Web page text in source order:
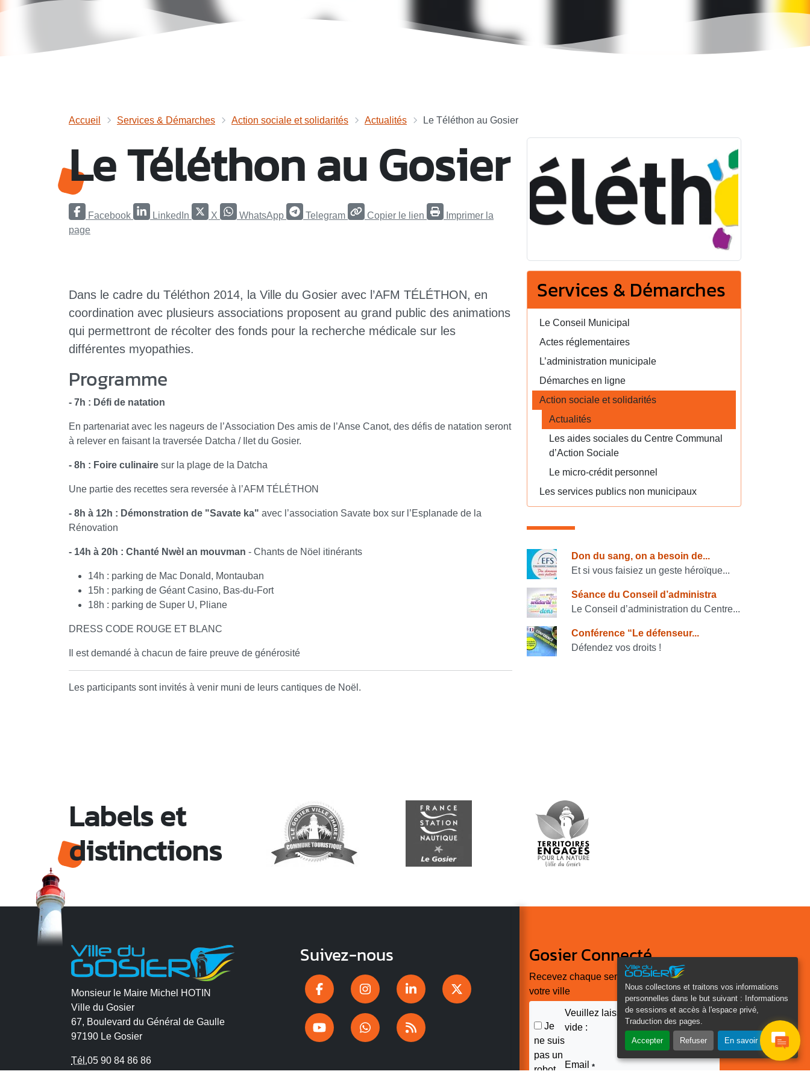
Nous collectons et traitons vos informations
personnelles dans le but suivant :
Informations
de sessions et accès à l'espace privé,
Traduction des pages
Accepter Refuser En savoir plus
Accueil Services & Démarches Action sociale et solidarités Actualités Le Téléthon au Gosier
Le Téléthon au Gosier
Facebook LinkedIn X WhatsApp Telegram Copier le lien
Imprimer la
page
Dans le cadre du Téléthon 2014, la Ville du Gosier avec l’AFM TÉLÉTHON, en
coordination avec plusieurs associations proposent au grand public des animations
qui permettront de récolter des fonds pour la recherche médicale sur les
différentes myopathies.
Programme
- 7h : Défi de natation
En partenariat avec les nageurs de l’Association Des amis de l’Anse Canot, des défis de natation seront
à relever en faisant la traversée Datcha / Ilet du Gosier.
- 8h : Foire culinaire sur la plage de la Datcha
Une partie des recettes sera reversée à l’AFM TÉLÉTHON
- 8h à 12h : Démonstration de "Savate ka" avec l’association Savate box sur l’Esplanade de la
Rénovation
- 14h à 20h : Chanté Nwèl an mouvman - Chants de Nöel itinérants
14h : parking de Mac Donald, Montauban
15h : parking de Géant Casino, Bas-du-Fort
18h : parking de Super U, Pliane
DRESS CODE ROUGE ET BLANC
Il est demandé à chacun de faire preuve de générosité
Les participants sont invités à venir muni de leurs cantiques de Noël.
Services & Démarches
Le Conseil Municipal
Actes réglementaires
L’administration municipale
Démarches en ligne
Action sociale et solidarités
Actualités
Les aides sociales du Centre Communal
d’Action Sociale
Le micro-crédit personnel
Les services publics non municipaux
Consulter également
Don du sang, on a besoin de...
Et si vous faisiez un geste héroïque...
Séance du Conseil d’administra
Le Conseil d’administration du Centre...
Conférence “Le défenseur...
Défendez vos droits !
Labels et
distinctions
Monsieur le Maire Michel HOTIN
Ville du Gosier
67, Boulevard du Général de Gaulle
97190 Le Gosier
Tél.05 90 84 86 86
Suivez-nous Gosier Connecté
Recevez chaque semaine l'actualité de
votre ville
Je
ne suis
pas un
robot
Veuillez laisser ce champ
vide :
Email *